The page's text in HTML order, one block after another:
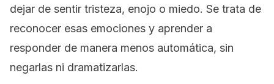
dejar de sentir tristeza, enojo o miedo. Se trata de
reconocer esas emociones y aprender a
responder de manera menos automática, sin
negarlas ni dramatizarlas.